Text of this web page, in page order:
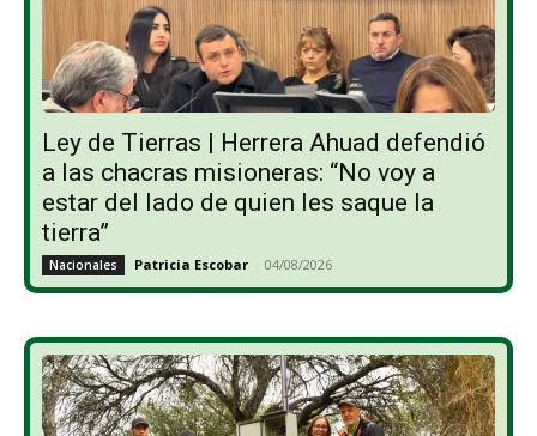
Ley de Tierras | Herrera Ahuad defendió
a las chacras misioneras: “No voy a
estar del lado de quien les saque la
tierra”
Nacionales Patricia Escobar - 04/08/2026